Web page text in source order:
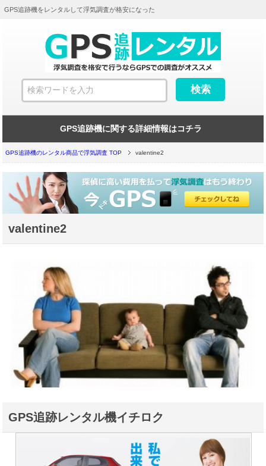
GPS追跡機をレンタルして浮気調査が格安になった
GPS追跡機に関する詳細情報はコチラ
GPS追跡機のレンタル商品で浮気調査 TOP valentine2
valentine2
GPS追跡レンタル機イチロク